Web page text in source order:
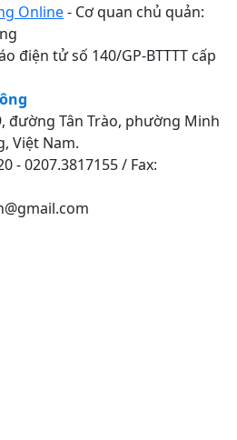
Online- Cơ quan chủ quản:
điện tử số 140/GP-BTTTT cấp
đường Tân Trào, phường Minh
Việt Nam.
- 0207.3817155 / Fax: